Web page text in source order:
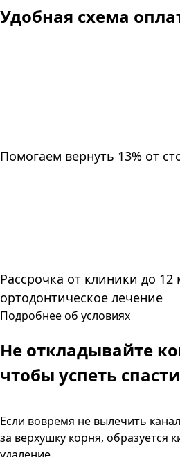
Удобная схема
Помогаем вернуть 13% от
Рассрочка от клиники до 12
ортодонтическое лечение
Подробнее об условиях
Не откладывайте
чтобы успеть
Если вовремя не вылечить
за верхушку корня, образуется